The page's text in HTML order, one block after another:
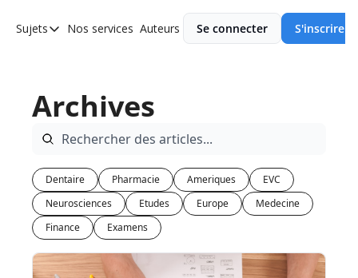
Sujets
Sujets
Europe
Nos services Auteurs Se connecter S'inscrire
Archives
Dentaire Pharmacie Ameriques
EVC
Neurosciences
Etudes Europe
Medecine
Finance
Examens